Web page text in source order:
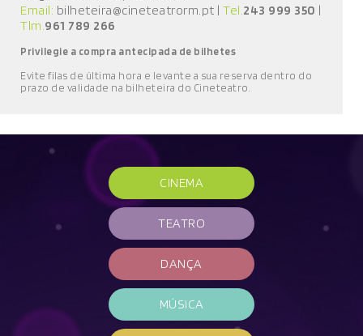
Email: bilheteira@cineteatrorm.pt | Tel.243 999 350 |
Tlm.961 789 266
Privilegie a compra antecipada de bilhetes
Evite filas de última hora e levante a sua reserva dentro do
prazo de validade na bilheteira do Cineteatro
CINEMA
TEATRO
DANÇA
MÚSICA